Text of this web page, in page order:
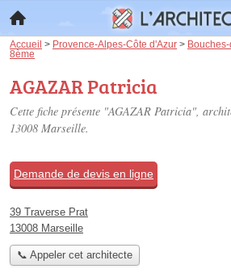
Accueil > Provence-Alpes-Côte d'Azur >
8ème
AGAZAR Patricia
Cette fiche présente "AGAZAR Patricia",
13008 Marseille.
Demande de devis en ligne
39 Traverse Prat
13008 Marseille
📞 Appeler cet architecte